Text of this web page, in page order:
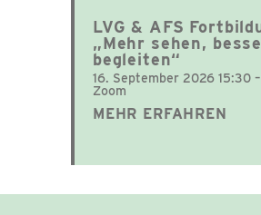
LVG & AFS
„Mehr sehen,
begleiten“
16. September 2026 15:30 –
Zoom
MEHR ERFAHREN